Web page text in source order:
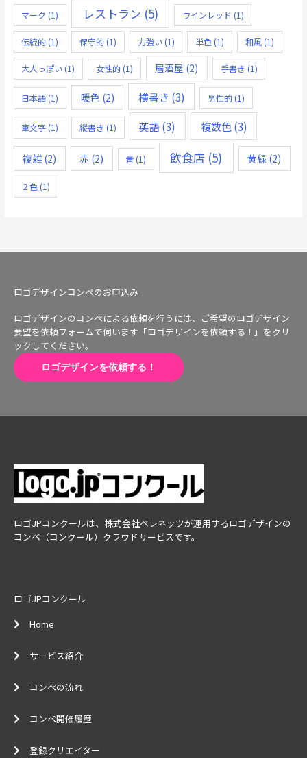
マーク (1) レストラン (5) ワインレッド (1)
伝統的 (1) 保守的 (1) 力強い(1) 単色 (1) 和風(1)
大人っぽい (1) 女性的 (1) 居酒屋 (2) 手書き (1)
日本語 (1) 暖色 (2) 横書き (3) 男性的 (1)
筆文字 (1) 縦書き (1) 英語(3) 複数色(3)
複雑(2) 赤 (2) 青 (1) 飲食店 (5) 黄緑 (2)
２色 (1)
ロゴデザインコンペのお申込み
ロゴデザインのコンペによる依頼を行うには、ご希望のロゴデザイン
要望を依頼フォームで伺います「ロゴデザインを依頼する！」をクリ
ックしてください。
ロゴデザインを依頼する！
ロゴJPコンクールは、株式会社ベレネッツが運用するロゴデザインの
コンペ（コンクール）クラウドサービスです。
ロゴJPコンクール
Home
サービス紹介
コンペの流れ
コンペ開催履歴
登録クリエイター